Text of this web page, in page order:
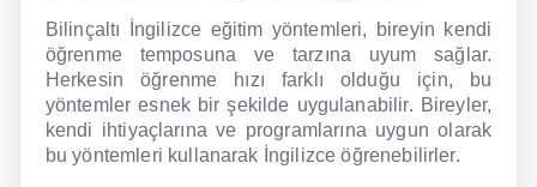
Bilinçaltı İngilizce eğitim yöntemleri, bireyin kendi
öğrenme temposuna ve tarzına uyum sağlar.
Herkesin öğrenme hızı farklı olduğu için, bu
yöntemler esnek bir şekilde uygulanabilir. Bireyler,
kendi ihtiyaçlarına ve programlarına uygun olarak
bu yöntemleri kullanarak İngilizce öğrenebilirler.